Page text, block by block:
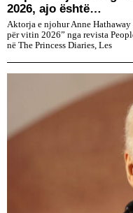
2026, ajo është…
Aktorja e njohur Anne
për vitin 2026” nga revista
në The Princess Diaries, Les